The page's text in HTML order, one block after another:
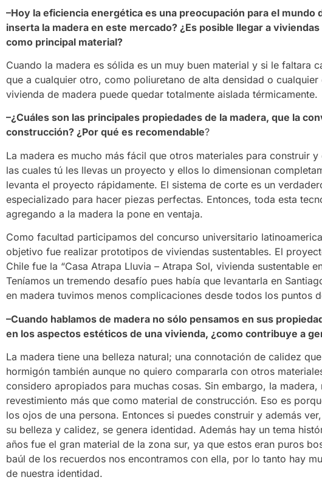
–Hoy la eficiencia energética es una preocupación para el mundo
inserta la madera en este mercado? ¿Es posible llegar a
como principal material?
Cuando la madera es sólida es un muy buen material y si le faltara
que a cualquier otro, como poliuretano de alta densidad o cualquier
vivienda de madera puede quedar totalmente aislada térmicamente.
–¿Cuáles son las principales propiedades de la madera, que la
construcción? ¿Por qué es recomendable?
La madera es mucho más fácil que otros materiales para construir
las cuales tú les llevas un proyecto y ellos lo dimensionan
levanta el proyecto rápidamente. El sistema de corte es un
especializado para hacer piezas perfectas. Entonces, toda esta
agregando a la madera la pone en ventaja.
Como facultad participamos del concurso universitario
objetivo fue realizar prototipos de viviendas sustentables. El
Chile fue la “Casa Atrapa Lluvia – Atrapa Sol, vivienda sustentable
Teníamos un tremendo desafío pues había que levantarla en
en madera tuvimos menos complicaciones desde todos los puntos
–Cuando hablamos de madera no sólo pensamos en sus
en los aspectos estéticos de una vivienda, ¿como contribuye a
La madera tiene una belleza natural; una connotación de calidez
hormigón también aunque no quiero compararla con otros
considero apropiados para muchas cosas. Sin embargo, la
revestimiento más que como material de construcción. Eso es
los ojos de una persona. Entonces si puedes construir y además
su belleza y calidez, se genera identidad. Además hay un tema
años fue el gran material de la zona sur, ya que estos eran puros
baúl de los recuerdos nos encontramos con ella, por lo tanto hay
de nuestra identidad.